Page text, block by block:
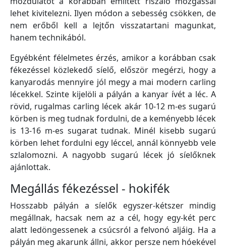
lehet kivitelezni. Ilyen módon a sebesség csökken, de
nem erőből kell a lejtőn visszatartani magunkat,
hanem technikából.
Egyébként félelmetes érzés, amikor a korábban csak
fékezéssel közlekedő síelő, először megérzi, hogy a
kanyarodás mennyire jól megy a mai modern carling
lécekkel. Szinte kijelöli a pályán a kanyar ívét a léc. A
rövid, rugalmas carling lécek akár 10-12 m-es sugarú
körben is meg tudnak fordulni, de a keményebb lécek
is 13-16 m-es sugarat tudnak. Minél kisebb sugarú
körben lehet fordulni egy léccel, annál könnyebb vele
szlalomozni. A nagyobb sugarú lécek jó síelőknek
ajánlottak.
Megállás fékezéssel - hokifék
Hosszabb pályán a síelők egyszer-kétszer mindig
megállnak, hacsak nem az a cél, hogy egy-két perc
alatt ledöngessenek a csúcsról a felvonó aljáig. Ha a
pályán meg akarunk állni, akkor persze nem hóekével